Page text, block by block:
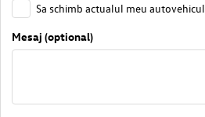
Sa schimb actualul meu autovehicul
Mesaj (optional)